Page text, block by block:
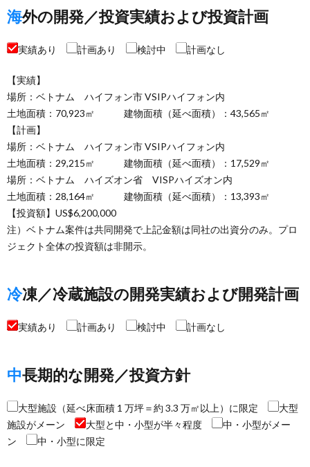
海外の開発／投資実績および投資計画
実績あり 計画あり 検討中 計画なし
【実績】
場所：ベトナム ハイフォン市 VSIPハイフォン内
土地面積：70,923㎡ 建物面積（延べ面積）：43,565㎡
【計画】
場所：ベトナム ハイフォン市 VSIPハイフォン内
土地面積：29,215㎡ 建物面積（延べ面積）：17,529㎡
場所：ベトナム ハイズオン省 VISPハイズオン内
土地面積：28,164㎡ 建物面積（延べ面積）：13,393㎡
【投資額】US$6,200,000
注）ベトナム案件は共同開発で上記金額は同社の出資分のみ。プロ
ジェクト全体の投資額は非開示。
冷凍／冷蔵施設の開発実績および開発計画
実績あり 計画あり 検討中 計画なし
中長期的な開発／投資方針
大型施設（延べ床面積 1 万坪＝約 3.3 万㎡以上）に限定
大型
施設がメーン
大型と中・小型が半々程度
中・小型がメー
ン
中・小型に限定